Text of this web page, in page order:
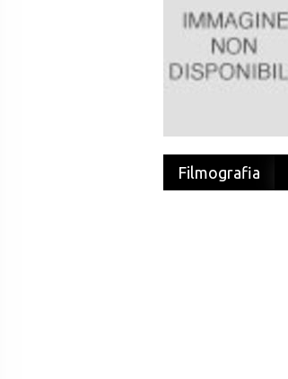
Filmografia